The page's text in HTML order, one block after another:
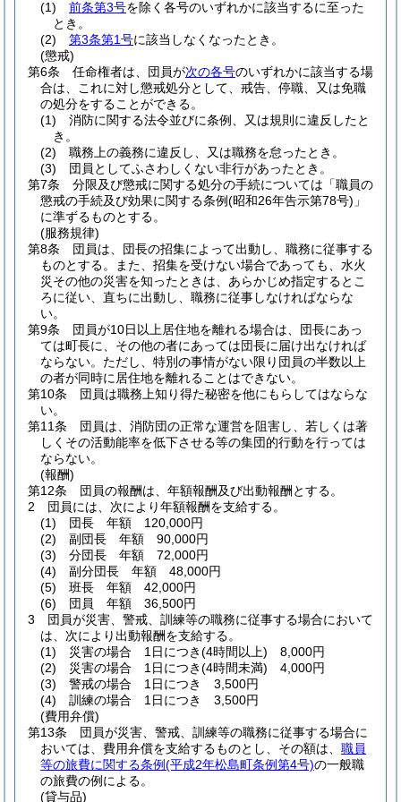
(1) 前条第3号を除く各号のいずれかに該当するに至った
とき。
(2)
第3条第1号に該当しなくなったとき。
(懲戒)
第6条
任命権者は、団員が次の各号のいずれかに該当する場
合は、これに対し懲戒処分として、戒告、停職、又は免職
の処分をすることができる。
(1)
消防に関する法令並びに条例、又は規則に違反したと
き。
(2)
職務上の義務に違反し、又は職務を怠ったとき。
(3)
団員としてふさわしくない非行があったとき。
第7条
分限及び懲戒に関する処分の手続については「職員の
懲戒の手続及び効果に関する条例(昭和26年告示第78号) 」
に準ずるものとする。
(服務規律)
第8条
団員は、団長の招集によって出動し、職務に従事する
ものとする。
また、招集を受けない場合であっても、水火
災その他の災害を知ったときは、あらかじめ指定するとこ
ろに従い、直ちに出動し、職務に従事しなければならな
い。
第9条
団員が10日以上居住地を離れる場合は、団長にあっ
ては町長に、その他の者にあっては団長に届け出なければ
ならない。 ただし、特別の事情がない限り団員の半数以上
の者が同時に居住地を離れることはできない。
第10条
団員は職務上知り得た秘密を他にもらしてはならな
い。
第11条
団員は、消防団の正常な運営を阻害し、若しくは著
しくその活動能率を低下させる等の集団的行動を行っては
ならない。
(報酬)
第12条
団員の報酬は、年額報酬及び出動報酬とする。
2
団員には、次により年額報酬を支給する。
(1)
団長 年額 120,000円
(2)
副団長 年額 90,000円
(3)
分団長 年額 72,000円
(4)
副分団長 年額 48,000円
(5)
班長 年額 42,000円
(6)
団員 年額 36,500円
3
団員が災害、警戒、訓練等の職務に従事する場合において
は、次により出動報酬を支給する。
(1)
災害の場合 1日につき(4時間以上) 8,000円
(2)
災害の場合 1日につき(4時間未満) 4,000円
(3)
警戒の場合 1日につき 3,500円
(4)
訓練の場合 1日につき 3,500円
(費用弁償)
第13条
団員が災害、警戒、訓練等の職務に従事する場合に
おいては、費用弁償を支給するものとし、その額は、 職員
等の旅費に関する条例(平成2年松島町条例第4号)の一般職
の旅費の例による。
(貸与品)